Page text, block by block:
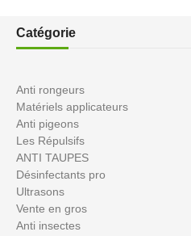
Catégorie
Anti rongeurs
Matériels applicateurs
Anti pigeons
Les Répulsifs
ANTI TAUPES
Désinfectants pro
Ultrasons
Vente en gros
Anti insectes